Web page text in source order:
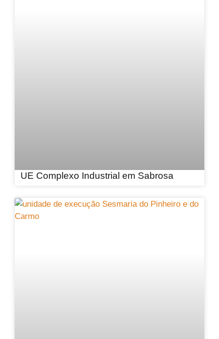
UE Complexo Industrial em Sabrosa